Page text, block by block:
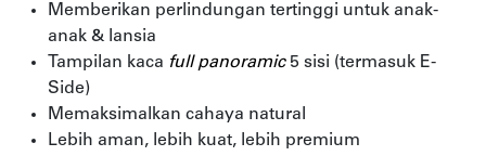
Memberikan perlindungan tertinggi untuk anak-
anak & lansia
Tampilan kaca full panoramic5 sisi (termasuk E-
Side)
Memaksimalkan cahaya natural
Lebih aman, lebih kuat, lebih premium